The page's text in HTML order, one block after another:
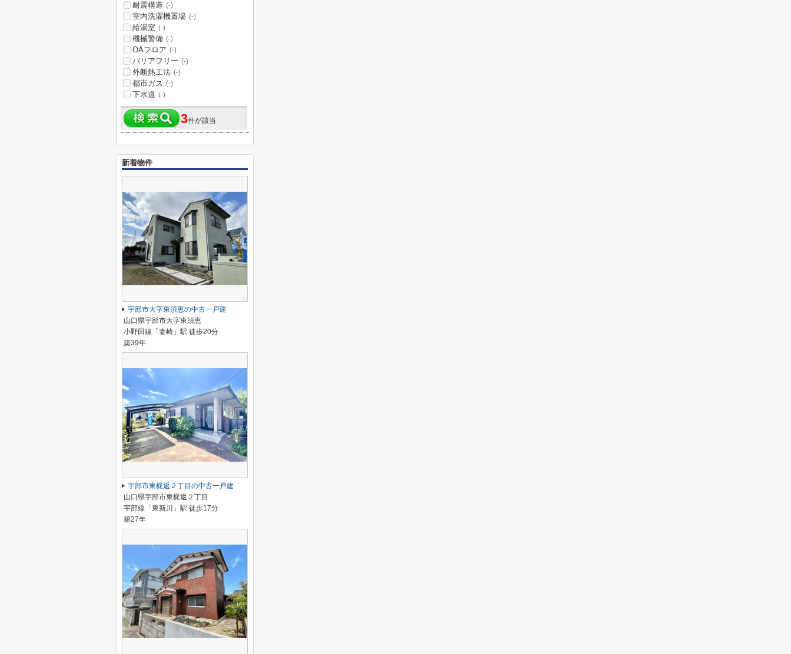
耐震構造 (-)
室内洗濯機置場 (-)
給湯室 (-)
機械警備 (-)
OAフロア (-)
バリアフリー (-)
外断熱工法 (-)
都市ガス (-)
下水道 (-)
3件が該当
新着物件
宇部市大字東須恵の中古一戸建
山口県宇部市大字東須恵
小野田線「妻崎」駅 徒歩20分
築39年
宇部市東梶返２丁目の中古一戸建
山口県宇部市東梶返２丁目
宇部線「東新川」駅 徒歩17分
築27年